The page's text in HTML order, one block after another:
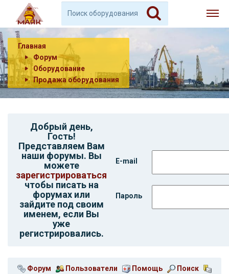
Главная
Форум
Оборудование
Продажа оборудования
Добрый день,
Гость!
Представляем Вам
наши форумы. Вы
можете
зарегистрироваться
чтобы писать на
форумах или
зайдите под своим
именем, если Вы
уже
регистрировались.
E-mail
Пароль
Форум Пользователи Помощь
Поиск